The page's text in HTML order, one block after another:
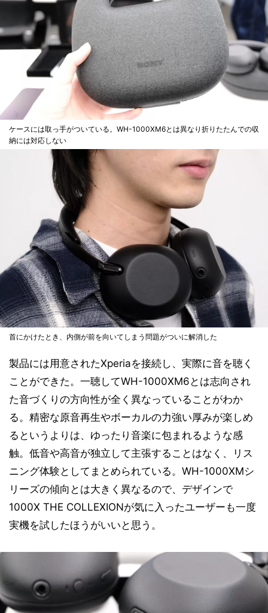
ケースには取っ手がついている。WH-1000XM6とは異なり折りたたんでの収
納には対応しない
首にかけたとき、内側が前を向いてしまう問題がついに解消した
製品には用意されたXperiaを接続し、実際に音を聴く
ことができた。一聴してWH-1000XM6とは志向され
た音づくりの方向性が全く異なっていることがわか
る。精密な原音再生やボーカルの力強い厚みが楽しめ
るというよりは、ゆったり音楽に包まれるような感
触。低音や高音が独立して主張することはなく、リス
ニング体験としてまとめられている。WH-1000XMシ
リーズの傾向とは大きく異なるので、デザインで
1000X THE COLLEXIONが気に入ったユーザーも一度
実機を試したほうがいいと思う。